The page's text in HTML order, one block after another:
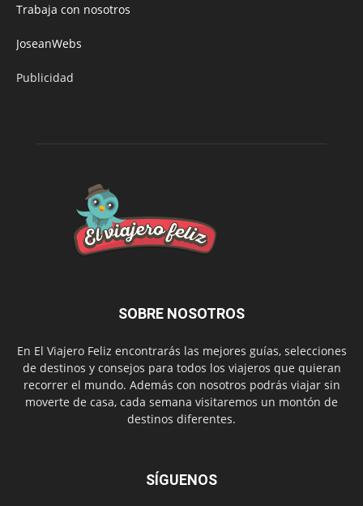
Trabaja con nosotros
JoseanWebs
Publicidad
SOBRE NOSOTROS
En El Viajero Feliz encontrarás las mejores guías, selecciones
de destinos y consejos para todos los viajeros que quieran
recorrer el mundo. Además con nosotros podrás viajar sin
moverte de casa, cada semana visitaremos un montón de
destinos diferentes.
SÍGUENOS